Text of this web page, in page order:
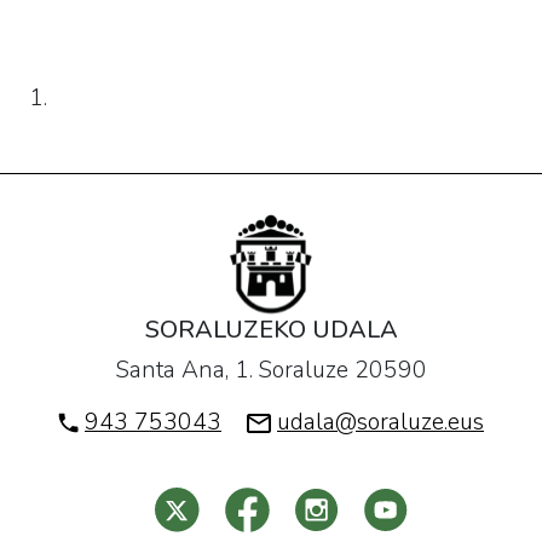
SORALUZEKO UDALA
Santa Ana, 1. Soraluze 20590
943 753043
udala@soraluze.eus